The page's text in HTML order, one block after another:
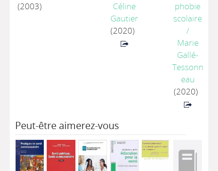
(2003)
Céline
Gautier
(2020)
phobie
scolaire
/
Marie
Gallé-
Tessonn
eau
(2020)
Peut-être aimerez-vous